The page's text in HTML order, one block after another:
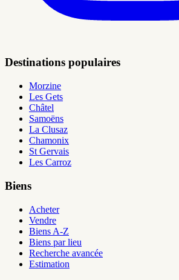
Destinations populaires
Morzine
Les Gets
Châtel
Samoëns
La Clusaz
Chamonix
St Gervais
Les Carroz
Biens
Acheter
Vendre
Biens A-Z
Biens par lieu
Recherche avancée
Estimation